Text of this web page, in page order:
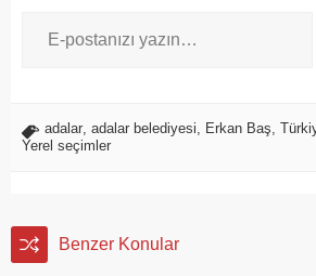
adalar adalar belediyesi Erkan Baş
Yerel seçimler
Benzer Konular